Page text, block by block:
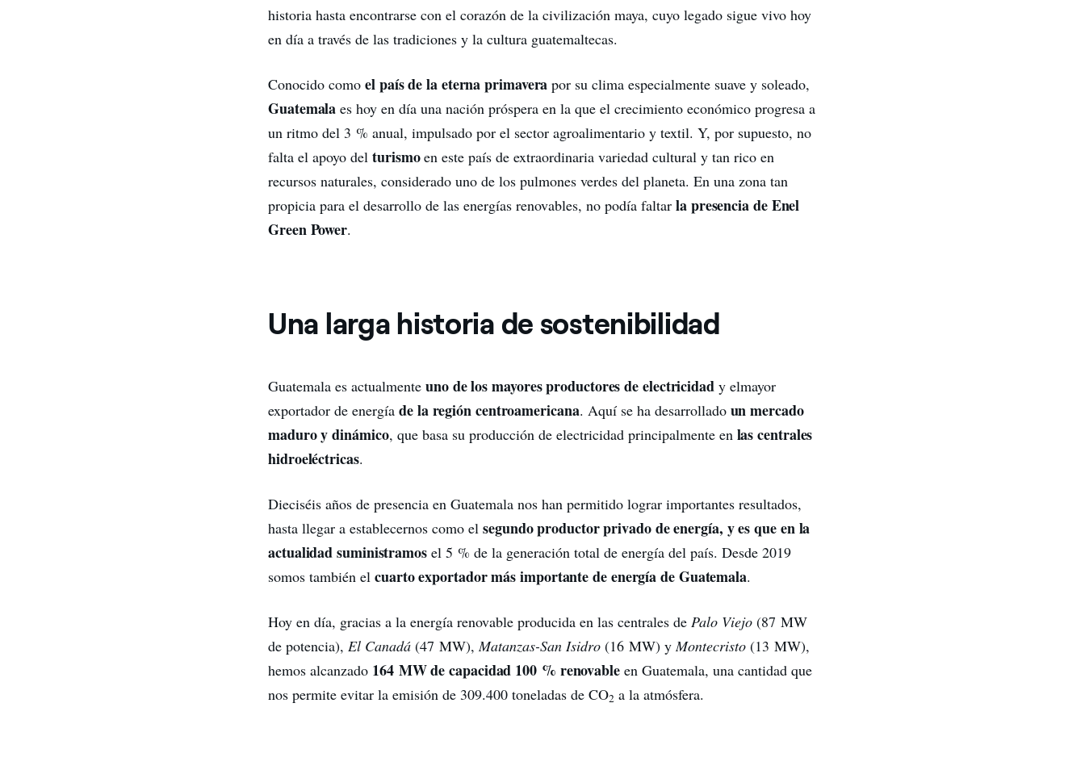
historia hasta encontrarse con el corazón de la civilización maya, cuyo legado sigue vivo hoy
en día a través de las tradiciones y la cultura guatemaltecas.
Conocido comoel país de la eterna primavera por su clima especialmente suave y soleado,
Guatemala es hoy en día una nación próspera en la que el crecimiento económico progresa a
un ritmo del 3 % anual, impulsado por el sector agroalimentario y textil. Y, por supuesto, no
falta el apoyo delturismoen este país de extraordinaria variedad cultural y tan rico en
recursos naturales, considerado uno de los pulmones verdes del planeta. En una zona tan
propicia para el desarrollo de las energías renovables, no podía faltarla presencia de Enel
Green Power.
Una larga historia de sostenibilidad
Guatemala es actualmenteuno de los mayores productores de electricidad y elmayor
exportador de energíade la región centroamericana. Aquí se ha desarrollado un mercado
maduro y dinámico, que basa su producción de electricidad principalmente en las centrales
hidroeléctricas.
Dieciséis años de presencia en Guatemala nos han permitido lograr importantes resultados,
hasta llegar a establecernos como elsegundo productor privado de energía, y es que en la
actualidad suministramosel 5 % de la generación total de energía del país. Desde 2019
somos también elcuarto exportador más importante de energía de Guatemala.
Hoy en día, gracias a la energía renovable producida en las centrales dePalo Viejo (87 MW
de potencia),El Canadá (47 MW),Matanzas-San Isidro (16 MW) yMontecristo (13 MW),
hemos alcanzado 164 MW de capacidad 100 % renovableen Guatemala, una cantidad que
nos permite evitar la emisión de 309.400 toneladas de CO2 a la atmósfera.